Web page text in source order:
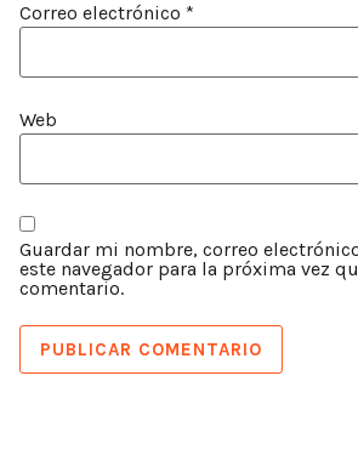
Correo electrónico *
Web
Guardar mi nombre, correo
este navegador para la próxima vez
comentario.